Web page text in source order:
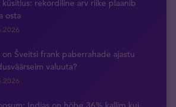
küsitlus: rekordiline arv riike plaanib
osta
on Šveitsi frank paberrahade ajastu
valuuta?